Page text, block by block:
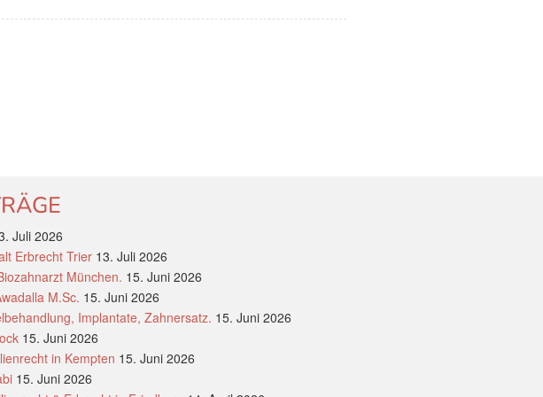
Juli 2026
Erbrecht Trier 13. Juli 2026
München. 15. Juni 2026
M.Sc. 15. Juni 2026
Implantate, Zahnersatz. 15. Juni 2026
15. Juni 2026
in Kempten 15. Juni 2026
15. Juni 2026